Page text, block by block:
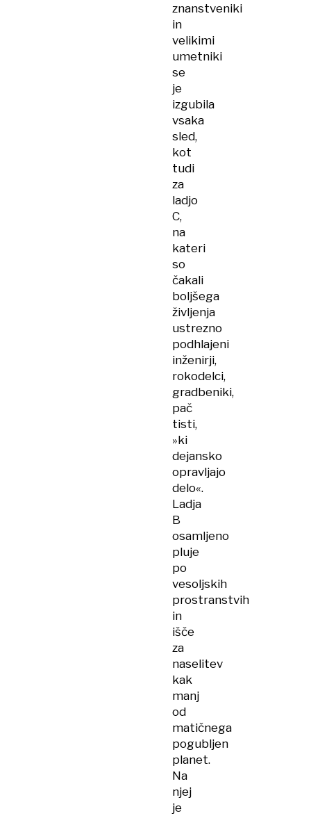
znanstveniki
in
velikimi
umetniki
se
je
izgubila
vsaka
sled,
kot
tudi
za
ladjo
C,
na
kateri
so
čakali
boljšega
življenja
ustrezno
podhlajeni
inženirji,
rokodelci,
gradbeniki,
pač
tisti,
»ki
dejansko
opravljajo
delo«.
Ladja
B
osamljeno
pluje
po
vesoljskih
prostranstvih
in
išče
za
naselitev
kak
manj
od
matičnega
pogubljen
planet.
Na
njej
je